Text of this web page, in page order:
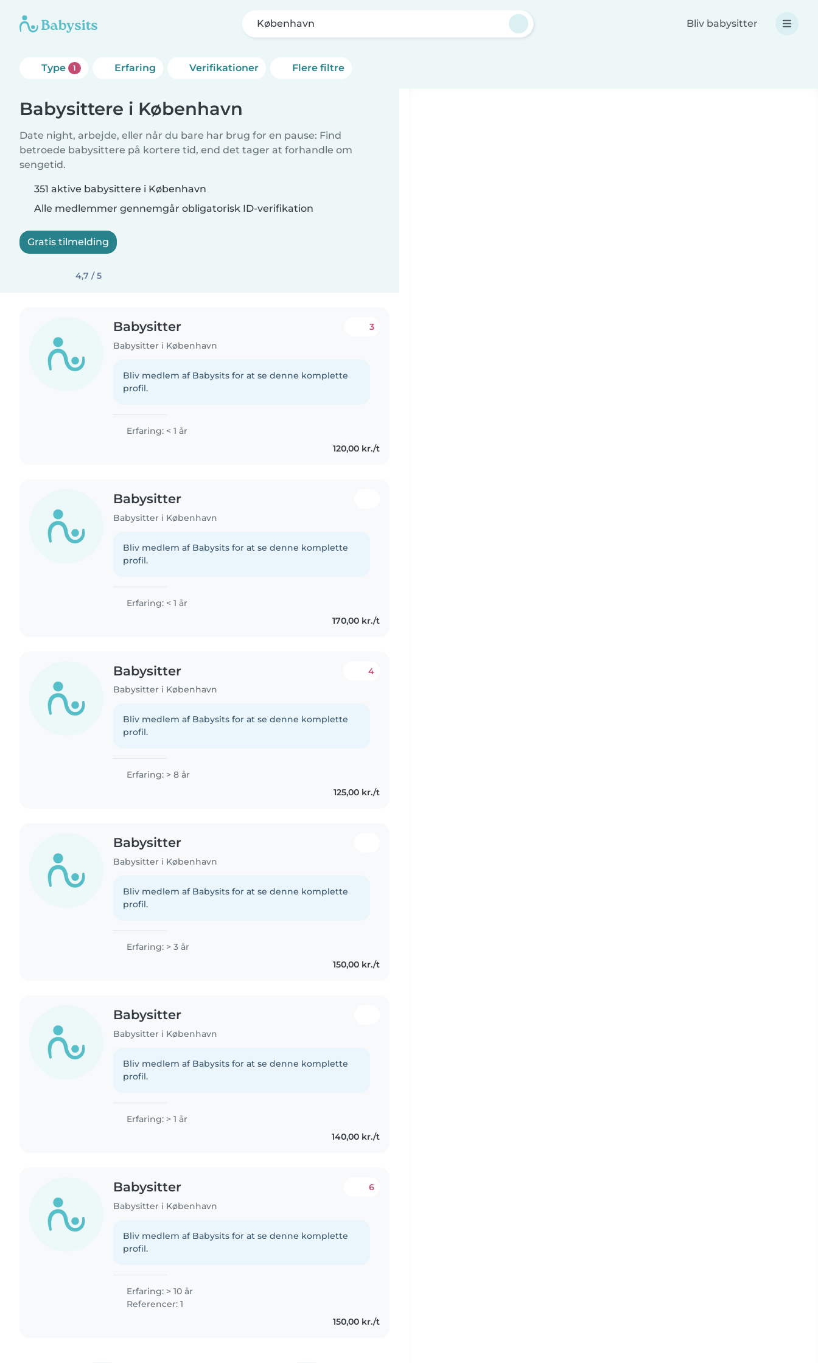
København Bliv babysitter
Type 1 Erfaring Verifikationer Flere filtre
Babysittere i København
Date night, arbejde, eller når du bare har brug for en pause: Find
betroede babysittere på kortere tid, end det tager at forhandle om
sengetid.
351 aktive babysittere i København
Alle medlemmer gennemgår obligatorisk ID-verifikation
Gratis tilmelding
4,7 / 5
Babysitter
Babysitter i København
3
Bliv medlem af Babysits for at se denne komplette
profil.
Erfaring: < 1 år
120,00 kr./t
Babysitter
Babysitter i København
Bliv medlem af Babysits for at se denne komplette
profil.
Erfaring: < 1 år
170,00 kr./t
Babysitter
Babysitter i København
4
Bliv medlem af Babysits for at se denne komplette
profil.
Erfaring: > 8 år
125,00 kr./t
Babysitter
Babysitter i København
Bliv medlem af Babysits for at se denne komplette
profil.
Erfaring: > 3 år
150,00 kr./t
Babysitter
Babysitter i København
Bliv medlem af Babysits for at se denne komplette
profil.
Erfaring: > 1 år
140,00 kr./t
Babysitter
Babysitter i København
6
Bliv medlem af Babysits for at se denne komplette
profil.
Erfaring: > 10 år
Referencer: 1
150,00 kr./t